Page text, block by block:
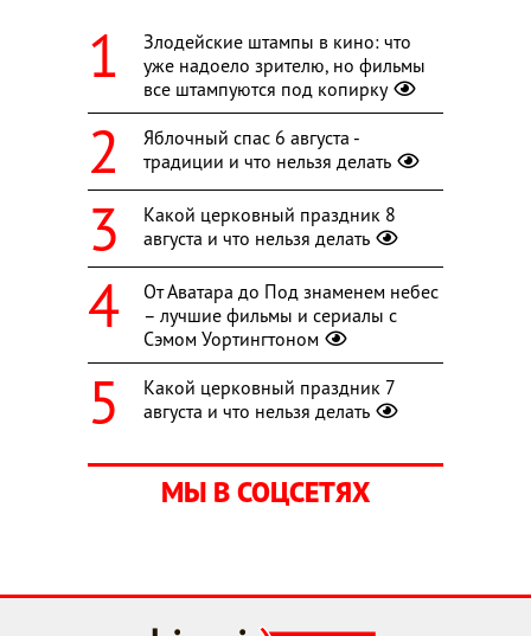
Злодейские штампы в кино: что
уже надоело зрителю, но фильмы
все штампуются под копирку
Яблочный спас 6 августа -
традиции и что нельзя делать
Какой церковный праздник 8
августа и что нельзя делать
От Аватара до Под знаменем небес
– лучшие фильмы и сериалы с
Сэмом Уортингтоном
Какой церковный праздник 7
августа и что нельзя делать
МЫ В СОЦСЕТЯХ